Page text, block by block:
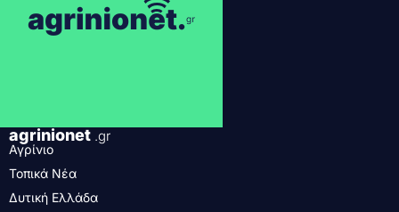
agrinionet .gr
Αγρίνιο
Τοπικά Νέα
Δυτική Ελλάδα